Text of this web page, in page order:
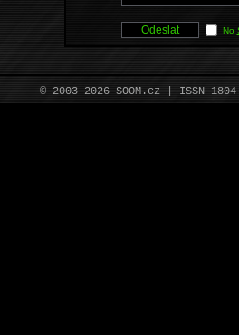
No
© 2003–2026 SOOM.cz | ISSN